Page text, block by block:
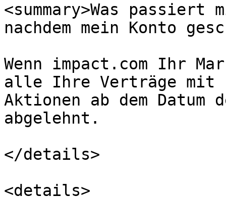
<summary>Was
nachdem mein Konto
Wenn impact.com Ihr
alle Ihre Verträge mit
Aktionen ab dem Datum
abgelehnt.
</details>
<details>